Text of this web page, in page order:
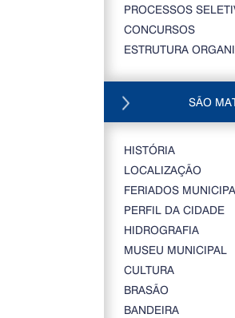
PROCESSOS
CONCURSOS
ESTRUTURA
SÃO
HISTÓRIA
LOCALIZAÇÃO
FERIADOS
PERFIL DA CIDADE
HIDROGRAFIA
MUSEU MUNICIPAL
CULTURA
BRASÃO
BANDEIRA